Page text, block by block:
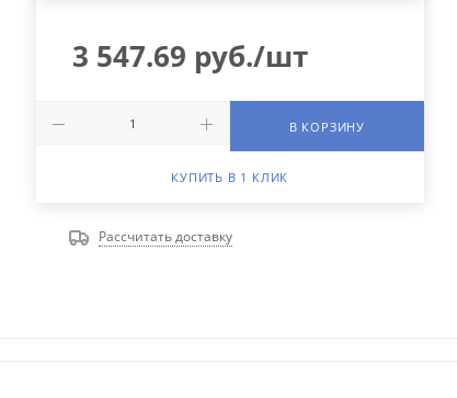
3 547.69 руб./шт
В КОРЗИНУ
КУПИТЬ В 1 КЛИК
Рассчитать доставку